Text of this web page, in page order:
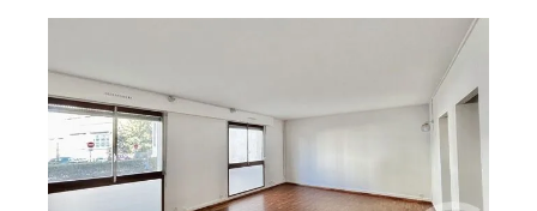
183,53 m
Ref : 946
Appartement Autre à vendre
675 000 €